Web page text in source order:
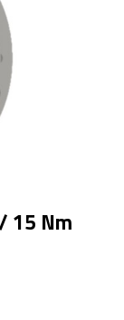
15 Nm